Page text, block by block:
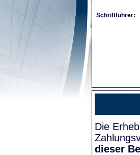
Schriftführer:
Die
dieser